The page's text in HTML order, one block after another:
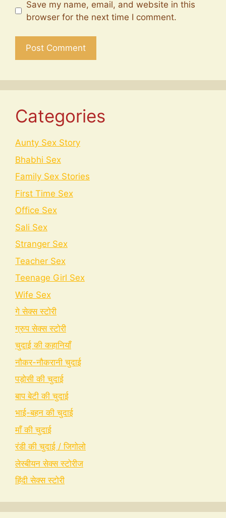
Save my name, email, and website in this
browser for the next time I comment.
Categories
Aunty Sex Story
Bhabhi Sex
Family Sex Stories
First Time Sex
Office Sex
Sali Sex
Stranger Sex
Teacher Sex
Teenage Girl Sex
Wife Sex
गे सेक्स स्टोरी
ग्रुप सेक्स स्टोरी
चुदाई की कहानियाँ
नौकर-नौकरानी चुदाई
पड़ोसी की चुदाई
बाप बेटी की चुदाई
भाई-बहन की चुदाई
माँ की चुदाई
रंडी की चुदाई / जिगोलो
लेस्बीयन सेक्स स्टोरीज
हिंदी सेक्स स्टोरी